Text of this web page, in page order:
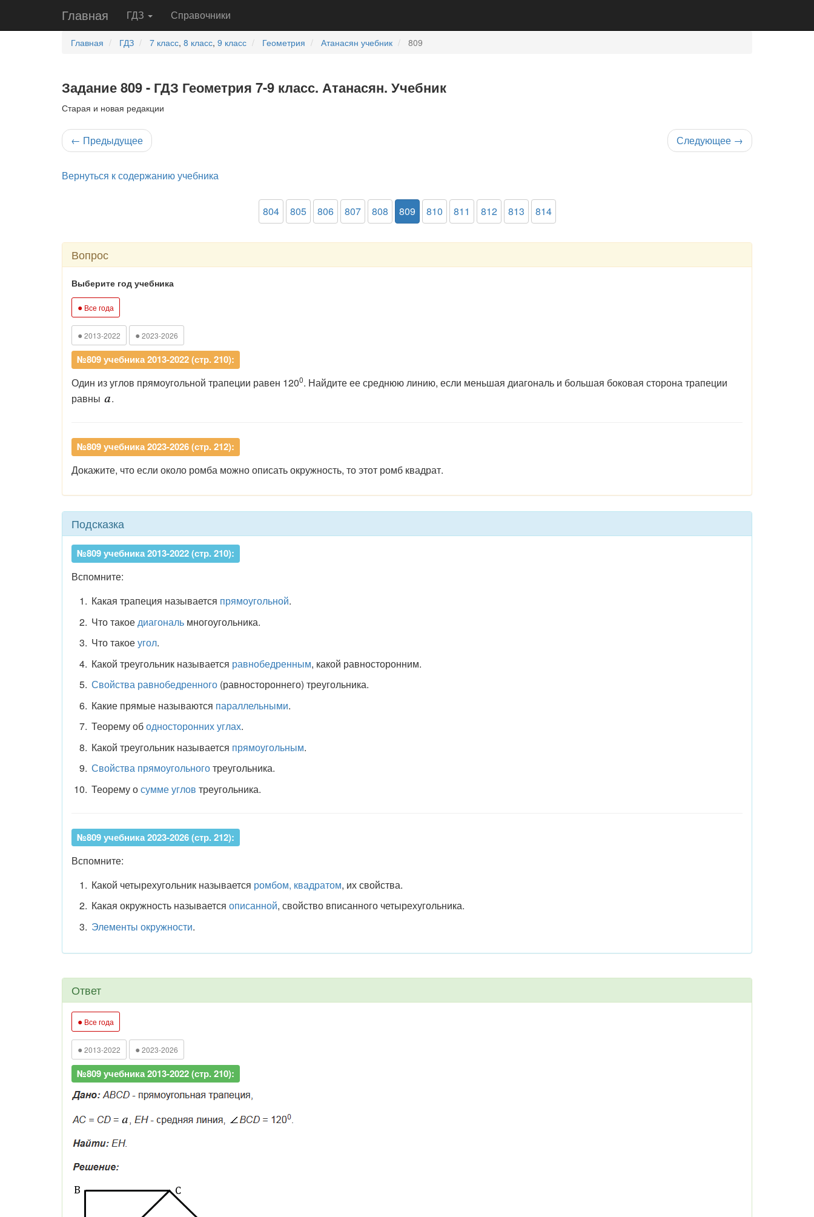
Главная ГДЗ Справочники
Главная ГДЗ 7 класс, 8 класс, 9 класс Геометрия Атанасян учебник 809
Задание 809 - ГДЗ Геометрия 7-9 класс. Атанасян. Учебник
Старая и новая редакции
← Предыдущее Следующее →
Вернуться к содержанию учебника
804 805 806 807 808 809 810 811 812 813 814
Вопрос
Выберите год учебника
● Все года
● 2013-2022 ● 2023-2026
№809 учебника 2013-2022 (стр. 210):
Один из углов прямоугольной трапеции равен 1200. Найдите ее среднюю линию, если меньшая диагональ и большая боковая сторона трапеции
равны
.
№809 учебника 2023-2026 (стр. 212):
Докажите, что если около ромба можно описать окружность, то этот ромб квадрат.
Подсказка
№809 учебника 2013-2022 (стр. 210):
Вспомните:
Какая трапеция называется прямоугольной.
Что такое диагональмногоугольника.
Что такоеугол.
Какой треугольник называется равнобедренным, какой равносторонним.
Свойства равнобедренного(равностороннего) треугольника.
Какие прямые называются параллельными.
Теорему ободносторонних углах.
Какой треугольник называется прямоугольным.
Свойства прямоугольноготреугольника.
Теорему осумме углов треугольника.
№809 учебника 2023-2026 (стр. 212):
Вспомните:
Какой четырехугольник называется ромбом, квадратом, их свойства.
Какая окружность называется описанной, свойство вписанного четырехугольника.
Элементы окружности.
Ответ
● Все года
● 2013-2022 ● 2023-2026
№809 учебника 2013-2022 (стр. 210):